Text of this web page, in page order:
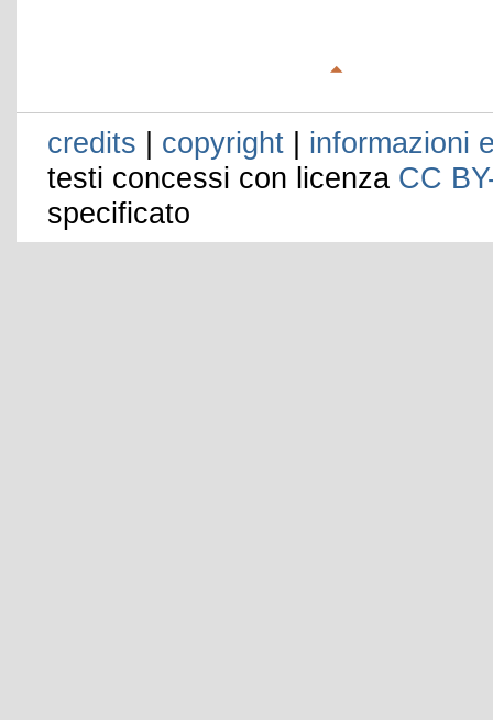
credits | copyright | informazioni
testi concessi con licenza CC
specificato